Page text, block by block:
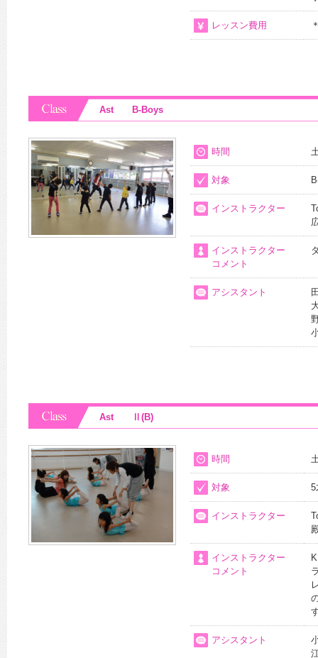
レッスン費用
Ast B-Boys
時間
対象
インストラクター
インストラクター
コメント
アシスタント
Ast Ⅱ(B)
時間
対象 5
インストラクター
インストラクター
コメント
アシスタント